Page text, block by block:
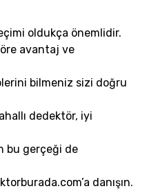
oldukça önemlidir.
avantaj ve
bilmeniz sizi doğru
dedektör, iyi
bu gerçeği de
danışın.